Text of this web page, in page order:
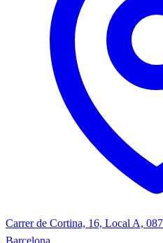
Carrer de Cortina, 16, Local A,
Barcelona